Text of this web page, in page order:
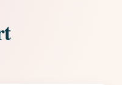
à €20,00